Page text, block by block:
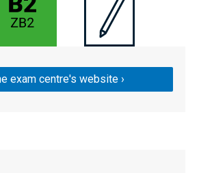
exam centre's website ›